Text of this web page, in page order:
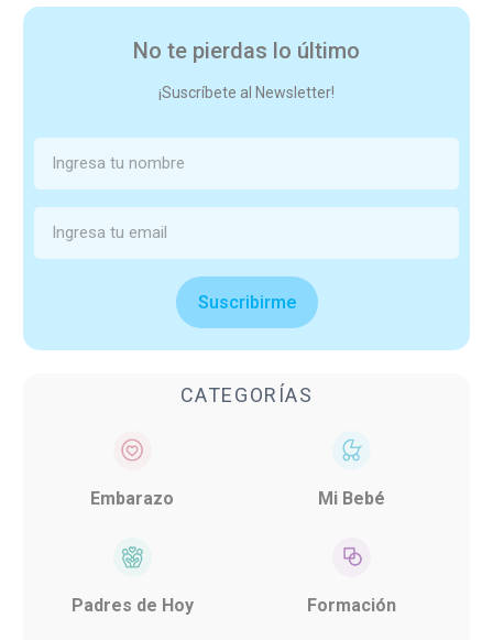
No te pierdas lo último
¡Suscríbete al Newsletter!
Suscribirme
CATEGORÍAS
Embarazo Mi Bebé
Padres de Hoy Formación